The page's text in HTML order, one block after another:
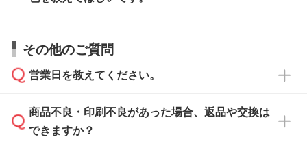
い合わせください。
なお、印刷用データの作り方に関する詳細は、
から添付してお送りください。
しい
解像度の低い画像や、手書きのイラスト、写真
などを、印刷に適したベクターデータに変換し
お見積・ご注文・
相談いただきますと、担当スタッフがお客様の
ご希望や商品の本体色を確認し、印刷色をご提
本体色がブラック、ネイビーなど濃色の場合は
白色か淡い色の印刷色をおすすめしておりま
その他のご質問
営業日を教えてください。
営業日は平日の10:00～18:00で、土日祝日はお
休みとなります。注文・見積・お問い合わせ
商品不良・印刷不良があった場合、返品や交換は
できますか？